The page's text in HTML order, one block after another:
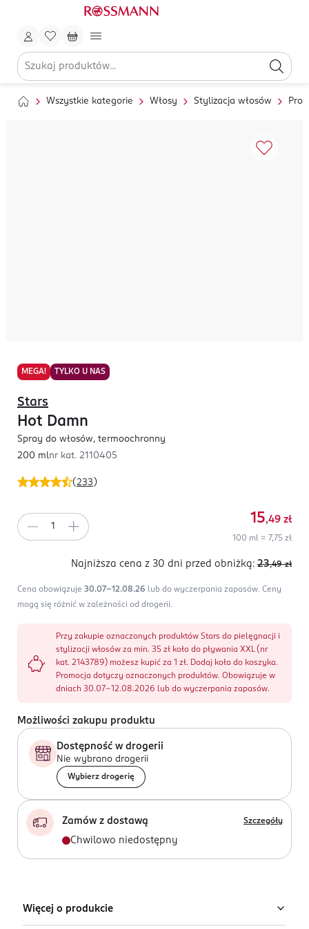
Wszystkie kategorie Włosy Stylizacja włosów
MEGA! TYLKO U NAS
(233 )
Stars
Hot Damn
Spray do włosów, termoochronny
200 mlnr kat. 2110405
15,49 zł
100 ml = 7,75 zł
Najniższa cena z 30 dni przed obniżką: 23,49 zł
Cena obowiązuje 30.07-12.08.26 lub do wyczerpania zapasów. Ceny
mogą się różnić w zależności od drogerii.
Przy zakupie oznaczonych produktów Stars do pielęgnacji i
stylizacji włosów za min. 35 zł koło do pływania XXL (nr
kat. 2143789) możesz kupić za 1 zł. Dodaj koło do koszyka.
Promocja dotyczy oznaczonych produktów. Obowiązuje w
dniach 30.07-12.08.2026 lub do wyczerpania zapasów.
Możliwości zakupu produktu
Dostępność w drogerii
Nie wybrano drogerii
Wybierz drogerię
Zamów z dostawą Szczegóły
Chwilowo niedostępny
Więcej o produkcie